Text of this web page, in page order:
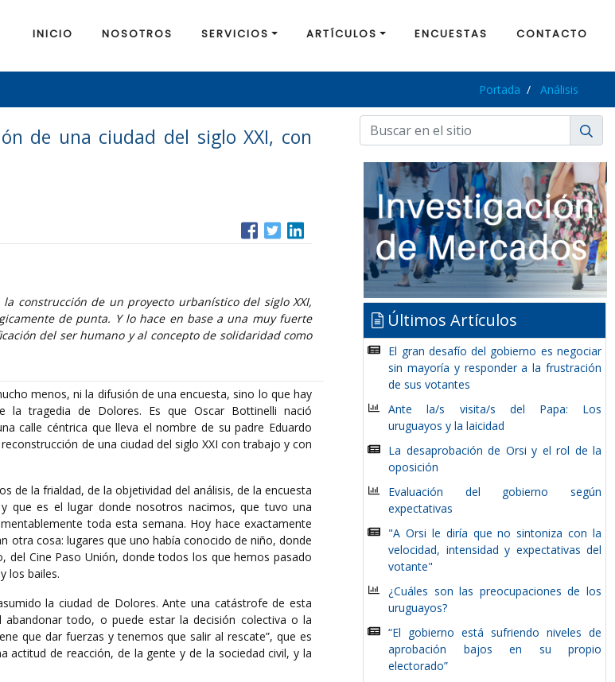
INICIO NOSOTROS SERVICIOS ARTÍCULOS ENCUESTAS CONTACTO
Portada Análisis
de una ciudad del siglo XXI, con
construcción de un proyecto urbanístico del siglo XXI,
de punta. Y lo hace en base a una muy fuerte
del ser humano y al concepto de solidaridad como
menos, ni la difusión de una encuesta, sino lo que hay
la tragedia de Dolores. Es que Oscar Bottinelli nació
calle céntrica que lleva el nombre de su padre Eduardo
de una ciudad del siglo XXI con trabajo y con
de la frialdad, de la objetividad del análisis, de la encuesta
que es el lugar donde nosotros nacimos, que tuvo una
toda esta semana. Hoy hace exactamente
otra cosa: lugares que uno había conocido de niño, donde
del Cine Paso Unión, donde todos los que hemos pasado
los bailes.
la ciudad de Dolores. Ante una catástrofe de esta
todo, o puede estar la decisión colectiva o la
que dar fuerzas y tenemos que salir al rescate”, que es
actitud de reacción, de la gente y de la sociedad civil, y la
Últimos Artículos
El gran desafío del gobierno es negociar
sin mayoría y responder a la frustración
de sus votantes
Ante la/s visita/s del Papa: Los
uruguayos y la laicidad
La desaprobación de Orsi y el rol de la
oposición
Evaluación del gobierno según
expectativas
"A Orsi le diría que no sintoniza con la
velocidad, intensidad y expectativas del
votante"
¿Cuáles son las preocupaciones de los
uruguayos?
“El gobierno está sufriendo niveles de
aprobación bajos en su propio
electorado”